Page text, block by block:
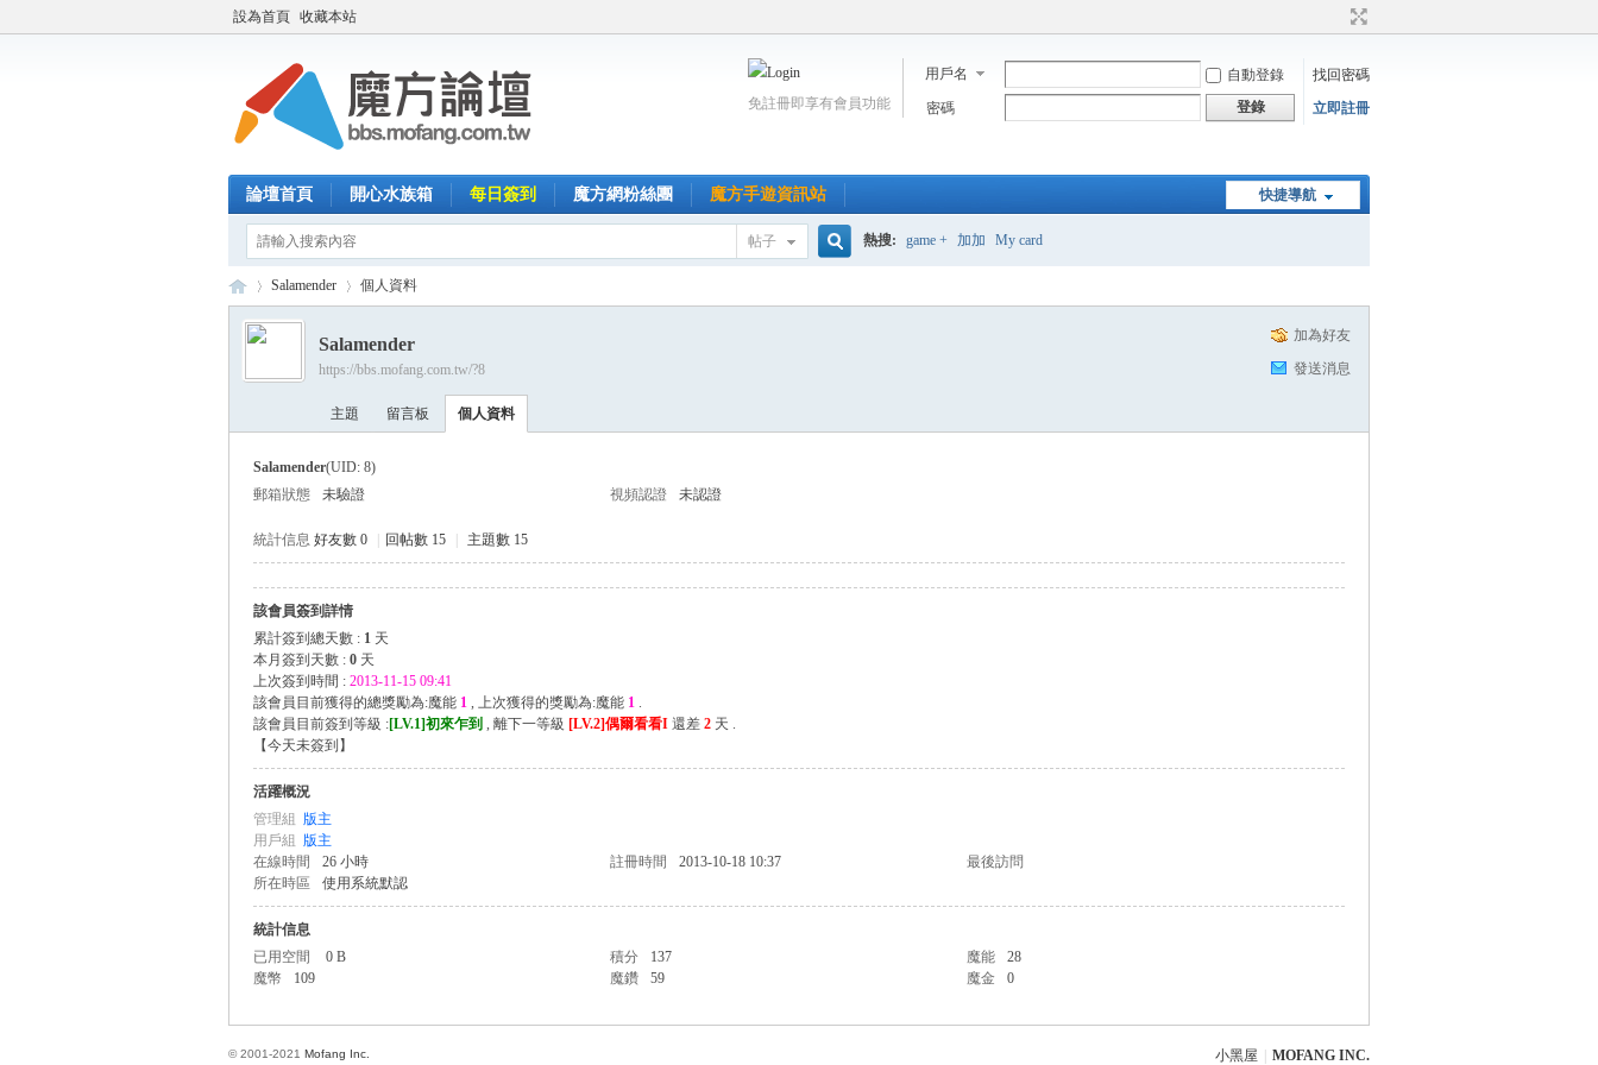
設為首頁 收藏本站
用戶名 自動登錄
找回密碼
密碼
登錄 立即註冊
免註冊即享有會員功能
快捷導航
論壇首頁 開心水族箱 每日簽到 魔方網粉絲團 魔方手遊資訊站
帖子 熱搜: game + 加加 My card
›
Salamender 個人資料
加為好友
發送消息
Salamender
https://bbs.mofang.com.tw/?8
主題 留言板 個人資料
Salamender(UID: 8)
郵箱狀態
未驗證 視頻認證 未認證
統計信息 好友數 0 回帖數 15 主題數 15
該會員簽到詳情
累計簽到總天數 : 1 天
本月簽到天數 : 0 天
上次簽到時間 : 2013-11-15 09:41
該會員目前獲得的總獎勵為:魔能 1 , 上次獲得的獎勵為:魔能 1 .
該會員目前簽到等級 :[LV.1]初來乍到 , 離下一等級 [LV.2]偶爾看看I 還差 2 天 .
【今天未簽到 】
活躍概況
管理組 版主
用戶組 版主
在線時間
26 小時 註冊時間 2013-10-18 10:37
最後訪問
所在時區
使用系統默認
統計信息
已用空間
0 B 積分 137 魔能
28
魔幣
109 魔鑽 59 魔金 0
小黑屋 MOFANG INC.
© 2001-2021 Mofang Inc.